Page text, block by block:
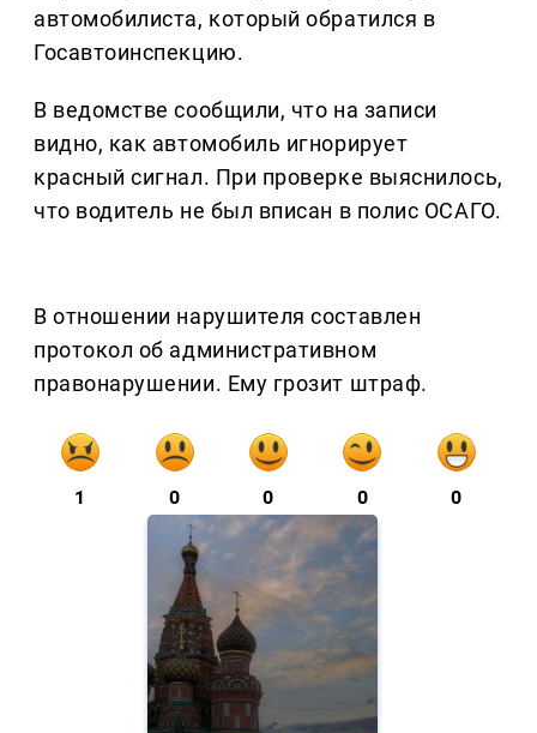
автомобилиста, который обратился в
Госавтоинспекцию.
В ведомстве сообщили, что на записи
видно, как автомобиль игнорирует
красный сигнал. При проверке выяснилось,
что водитель не был вписан в полис ОСАГО.
В отношении нарушителя составлен
протокол об административном
правонарушении. Ему грозит штраф.
1 0 0 0 0